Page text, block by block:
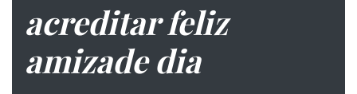
acreditar feliz
amizade dia